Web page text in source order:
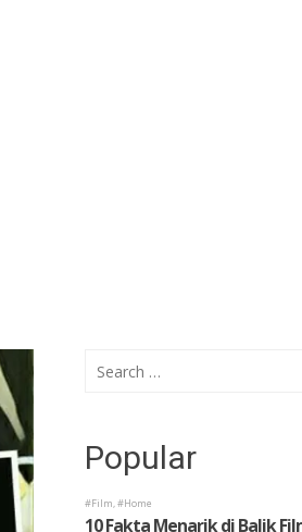
Search
Popular